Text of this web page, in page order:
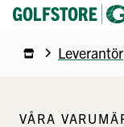
Leverantör
VÅRA